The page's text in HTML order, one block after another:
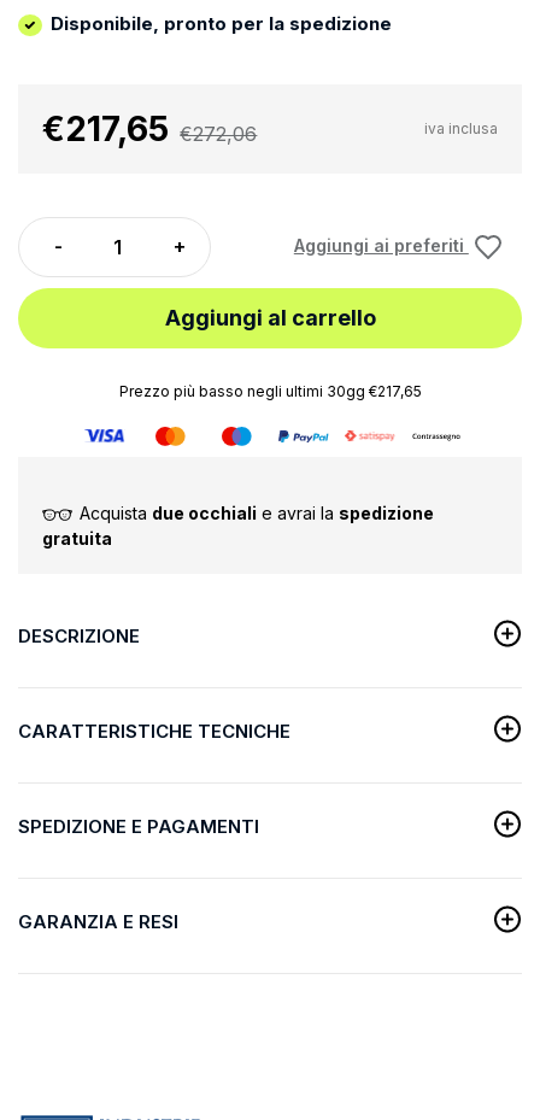
Disponibile, pronto per la spedizione
€217,65 €272,06 iva inclusa
Aggiungi ai preferiti
Aggiungi al carrello
Prezzo più basso negli ultimi 30gg €217,65
Acquista due occhiali e avrai la spedizione
gratuita
DESCRIZIONE
CARATTERISTICHE TECNICHE
SPEDIZIONE E PAGAMENTI
GARANZIA E RESI